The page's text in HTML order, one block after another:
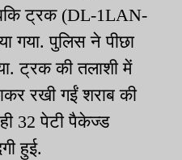
ट्रक (DL-1LAN-
गया. पुलिस ने पीछा
ट्रक की तलाशी में
रखी गईं शराब की
32 पेटी पैकेज्ड
हुई.